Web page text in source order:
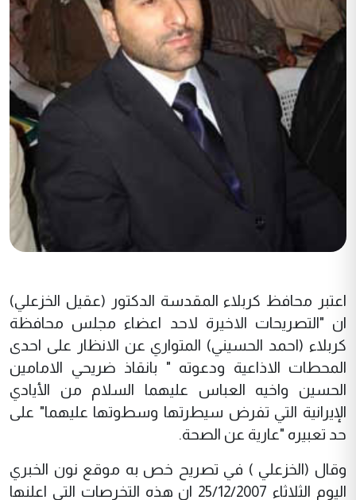
اعتبر محافظ كربلاء المقدسة الدكتور (عقيل الخزعلي)
ان "التصريحات الاخيرة لاحد اعضاء مجلس محافظة
كربلاء (احمد الحسيني) المتواري عن الانظار على احدى
المحطات الاذاعية ودعوته " بانقاذ ضريحي الامامين
الحسين واخيه العباس عليهما السلام من الأيادي
الإيرانية التي تفرض سيطرتها وسطوتها عليهما" على
حد تعبيره "عارية عن الصحة.
وقال (الخزعلي ) في تصريح خص به موقع نون الخبري
اليوم الثلاثاء 25/12/2007 ان هذه التخرصات التي اعلنها